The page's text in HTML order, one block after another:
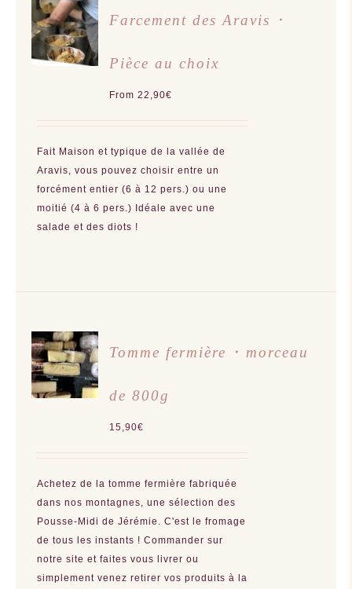
CHOIX
DES
OPTIONS
CE
PRODUIT
VARIATIONS.
PEUVENT
CHOISIES
SUR
LA
PAGE
DU
/
DÉTAILS
Farcement des Aravis ･
Pièce au choix
From 22,90€
Fait Maison et typique de la vallée de
Aravis, vous pouvez choisir entre un
forcément entier (6 à 12 pers.) ou une
moitié (4 à 6 pers.) Idéale avec une
salade et des diots !
AJOUTER
AU
PANIER
DÉTAILS
Tomme fermière ･ morceau
de 800g
15,90€
Achetez de la tomme fermière fabriquée
dans nos montagnes, une sélection des
Pousse-Midi de Jérémie. C'est le fromage
de tous les instants ! Commander sur
notre site et faites vous livrer ou
simplement venez retirer vos produits à la